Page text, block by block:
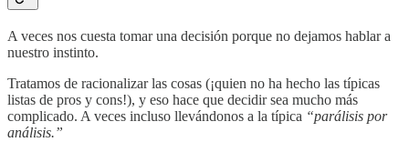
A veces nos cuesta tomar una decisión porque no dejamos hablar a
nuestro instinto.
Tratamos de racionalizar las cosas (¡quien no ha hecho las típicas
listas de pros y cons!), y eso hace que decidir sea mucho más
complicado. A veces incluso llevándonos a la típica “parálisis por
análisis.”